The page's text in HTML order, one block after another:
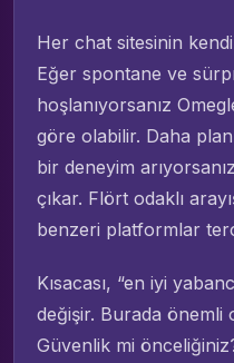
Her chat sitesinin
Eğer spontane ve
hoşlanıyorsanız
göre olabilir. Daha
bir deneyim
çıkar. Flört odaklı
benzeri platformlar
Kısacası, “en iyi
değişir. Burada önemli
Güvenlik mi